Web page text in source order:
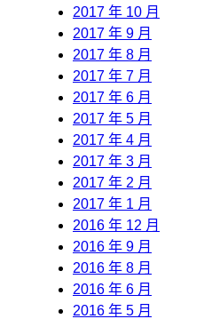
2017 年 10 月
2017 年 9 月
2017 年 8 月
2017 年 7 月
2017 年 6 月
2017 年 5 月
2017 年 4 月
2017 年 3 月
2017 年 2 月
2017 年 1 月
2016 年 12 月
2016 年 9 月
2016 年 8 月
2016 年 6 月
2016 年 5 月